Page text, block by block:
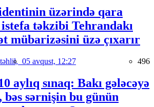
üzərində qara
təkzibi Tehrandakı
mübarizəsini üzə çıxarır
05 avqust, 12:27 496
aylıq sınaq: Bakı gələcəyə
bəs sərnişin bu günün